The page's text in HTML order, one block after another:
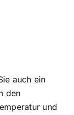
auch ein
den
und